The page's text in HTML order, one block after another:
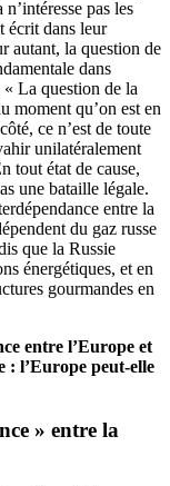
pas les
écrit dans leur
autant, la question de
dans
« La question de la
moment qu’on est en
ce n’est de toute
unilatéralement
tout état de cause,
une bataille légale.
entre la
du gaz russe
que la Russie
énergétiques, et en
gourmandes en
entre l’Europe et
: l’Europe peut-elle
» entre la